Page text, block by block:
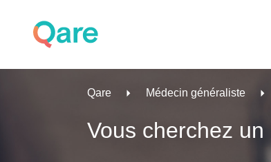
Qare Médecin généraliste
Vous cherchez un